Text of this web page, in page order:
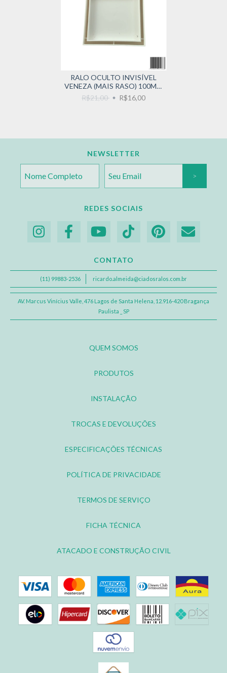
RALO OCULTO INVISÍVEL
VENEZA (MAIS RASO) 100MM
5 ANOS GARANTIA MARFIM
R$21,00 R$16,00
NEWSLETTER
REDES SOCIAIS
CONTATO
(11) 99883-2536 ricardo.almeida@ciadosralos.com.br
AV. Marcus Vinícius Valle, 476 Lagos de Santa Helena, 12.916-420 Bragança
Paulista _ SP
QUEM SOMOS
PRODUTOS
INSTALAÇÃO
TROCAS E DEVOLUÇÕES
ESPECIFICAÇÕES TÉCNICAS
POLÍTICA DE PRIVACIDADE
TERMOS DE SERVIÇO
FICHA TÉCNICA
ATACADO E CONSTRUÇÃO CIVIL